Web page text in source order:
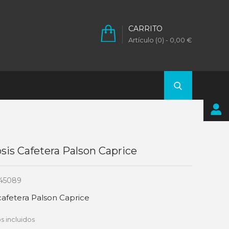
CARRITO
Artículo (0) - 0,00 €
Cafetera Palson Caprice
Palson Caprice
incluidos